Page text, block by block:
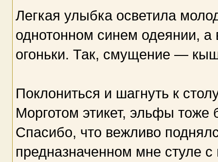
Легкая улыбка осветила
однотонном синем одеянии, а
огоньки. Так, смущение —
Поклониться и шагнуть к
Морготом этикет, эльфы
Спасибо, что вежливо
предназначенном мне стуле с